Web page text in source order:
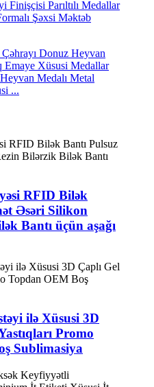
Şəxsi Məktəb
Medalı Metal
...
RFID Bilək
Əsəri Silikon
Bantı üçün aşağı
ilə Xüsusi 3D
Promo
Sublimasiya